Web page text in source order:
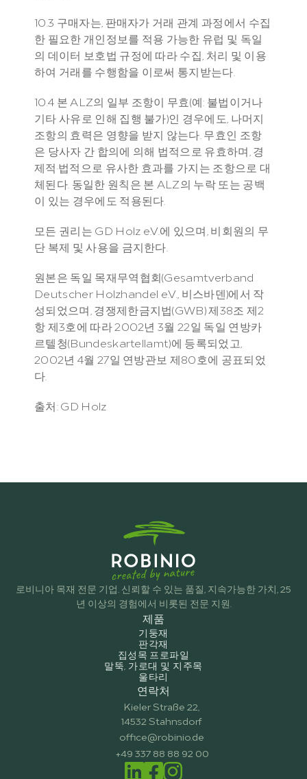
10.3 구매자는, 판매자가 거래 관계 과정에서 수집
한 필요한 개인정보를 적용 가능한 유럽 및 독일
의 데이터 보호법 규정에 따라 수집, 처리 및 이용
하여 거래를 수행함을 이로써 통지받는다.
10.4 본 ALZ의 일부 조항이 무효(예: 불법이거나
기타 사유로 인해 집행 불가)인 경우에도, 나머지
조항의 효력은 영향을 받지 않는다. 무효인 조항
은 당사자 간 합의에 의해 법적으로 유효하며, 경
제적·법적으로 유사한 효과를 가지는 조항으로 대
체된다. 동일한 원칙은 본 ALZ의 누락 또는 공백
이 있는 경우에도 적용된다.
모든 권리는 GD Holz e.V.에 있으며, 비회원의 무
단 복제 및 사용을 금지한다.
원본은 독일 목재무역협회(Gesamtverband
Deutscher Holzhandel e.V., 비스바덴)에서 작
성되었으며, 경쟁제한금지법(GWB) 제38조 제2
항 제3호에 따라 2002년 3월 22일 독일 연방카
르텔청(Bundeskartellamt)에 등록되었고,
2002년 4월 27일 연방관보 제80호에 공표되었
다.
출처: GD Holz
로비니아 목재 전문 기업. 신뢰할 수 있는 품질, 지속가능한 가치, 25
년 이상의 경험에서 비롯된 전문 지원.
연락처
Kieler Straße 22,
14532 Stahnsdorf
office@robinio.de
+49 337 88 88 92 00
제품
기둥재
판각재
집성목 프로파일
말뚝, 가로대 및 지주목
울타리